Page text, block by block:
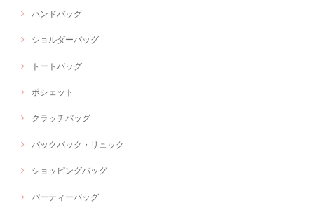
ハンドバッグ
ショルダーバッグ
トートバッグ
ポシェット
クラッチバッグ
バックパック・リュック
ショッピングバッグ
パーティーバッグ